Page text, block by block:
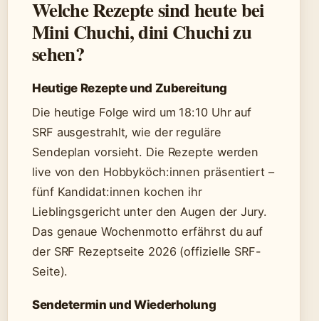
Welche Rezepte sind heute bei
Mini Chuchi, dini Chuchi zu
sehen?
Heutige Rezepte und Zubereitung
Die heutige Folge wird um 18:10 Uhr auf
SRF ausgestrahlt, wie der reguläre
Sendeplan vorsieht. Die Rezepte werden
live von den Hobbyköch:innen präsentiert –
fünf Kandidat:innen kochen ihr
Lieblingsgericht unter den Augen der Jury.
Das genaue Wochenmotto erfährst du auf
der SRF Rezeptseite 2026 (offizielle SRF-
Seite).
Sendetermin und Wiederholung